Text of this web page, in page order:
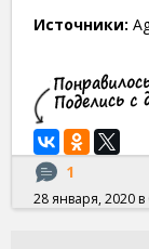
Источники:
1
28 января, 2020 в